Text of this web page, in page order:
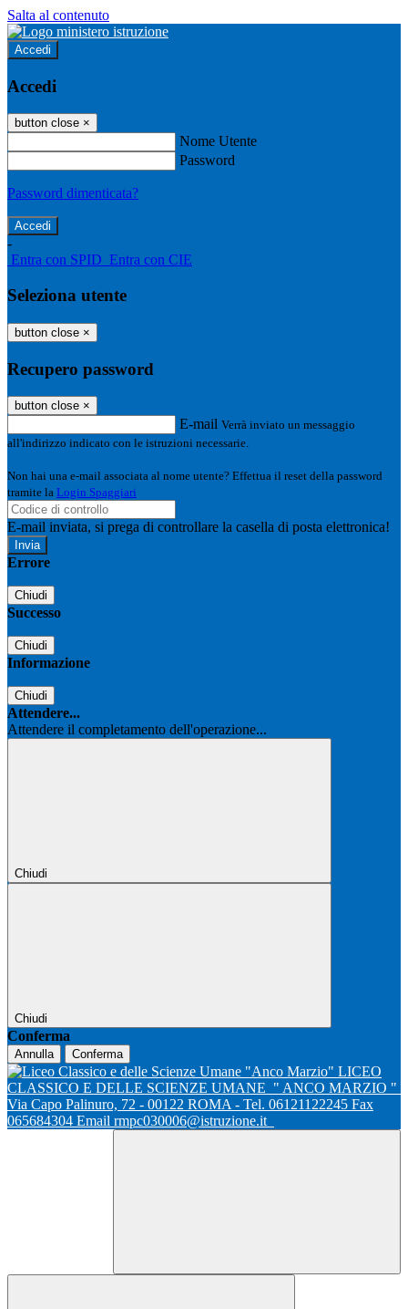
Salta al contenuto
Accedi
Accedi
button close ×
Nome Utente
Password
Password dimenticata?
-
Entra con SPID Entra con CIE
Seleziona utente
button close ×
Recupero password
button close ×
E-mail Verrà inviato un messaggio
all'indirizzo indicato con le istruzioni necessarie.
Non hai una e-mail associata al nome utente? Effettua il reset della password
tramite la Login Spaggiari
E-mail inviata, si prega di controllare la casella di posta elettronica!
Errore
Chiudi
Successo
Chiudi
Informazione
Chiudi
Attendere...
Attendere il completamento dell'operazione...
Chiudi
Chiudi
Conferma
Annulla Conferma
LICEO
CLASSICO E DELLE SCIENZE UMANE " ANCO MARZIO "
Via Capo Palinuro, 72 - 00122 ROMA - Tel. 06121122245 Fax
065684304 Email rmpc030006@istruzione.it